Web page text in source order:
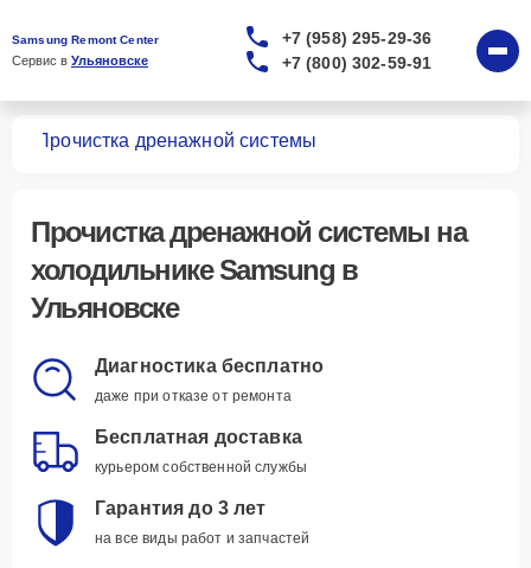
Samsung Remont Center
Сервис в Ульяновске
+7 (958) 295-29-36
+7 (800) 302-59-91
Прочистка дренажной системы
Прочистка дренажной системы на
холодильнике Samsung в
Ульяновске
Диагностика бесплатно
даже при отказе от ремонта
Бесплатная доставка
курьером собственной службы
Гарантия до 3 лет
на все виды работ и запчастей